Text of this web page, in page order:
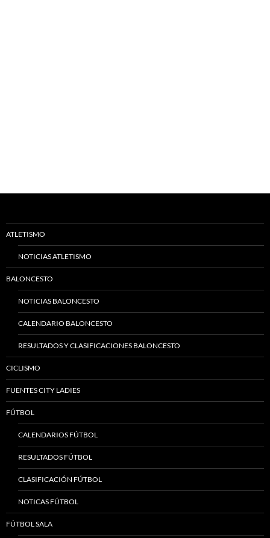
ATLETISMO
NOTICIAS ATLETISMO
BALONCESTO
NOTICIAS BALONCESTO
CALENDARIO BALONCESTO
RESULTADOS Y CLASIFICACIONES BALONCESTO
CICLISMO
FUENTES CITY LADIES
FÚTBOL
CALENDARIOS FÚTBOL
RESULTADOS FÚTBOL
CLASIFICACIÓN FÚTBOL
NOTICAS FÚTBOL
FÚTBOL SALA